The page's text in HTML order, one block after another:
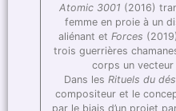
Atomic 3001 (2016)
femme en proie à un
aliénant et Forces
trois guerrières
corps un
Dans les Rituels du
compositeur et le
par le biais d’un projet